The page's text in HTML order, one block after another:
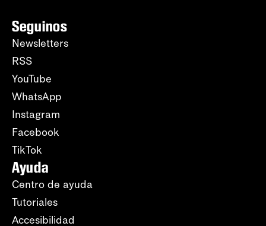
Seguinos
Newsletters
RSS
YouTube
WhatsApp
Instagram
Facebook
TikTok
Ayuda
Centro de ayuda
Tutoriales
Accesibilidad